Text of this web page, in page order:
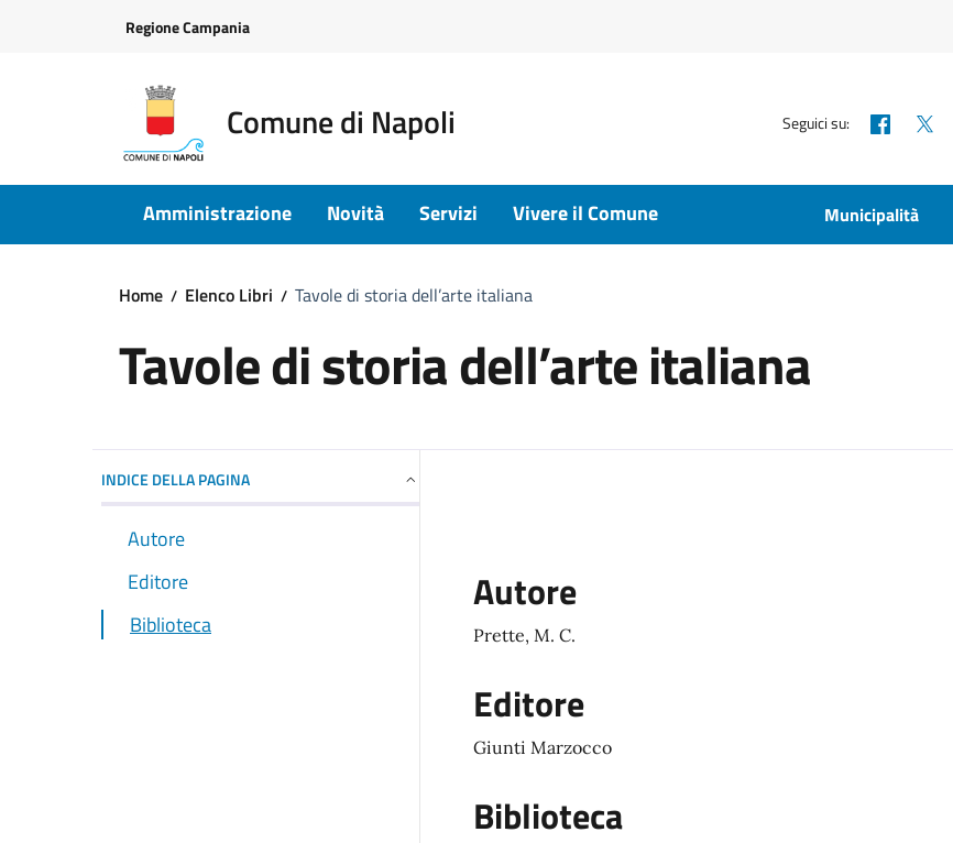
Regione Campania
Comune di Napoli Seguici su:
Amministrazione Novità Servizi Vivere il Comune Municipalità
Home Elenco Libri Tavole di storia dell’arte italiana
Tavole di storia dell’arte italiana
INDICE DELLA PAGINA
Autore
Editore
Biblioteca
Autore
Prette, M. C.
Editore
Giunti Marzocco
Biblioteca